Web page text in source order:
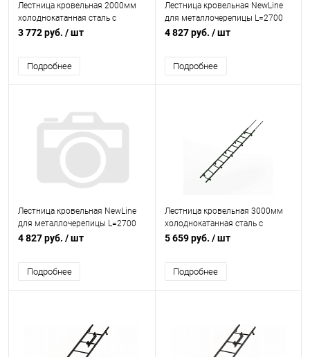
Лестница кровельная 2000мм
холоднокатанная сталь с
порошковым покрытием RAL
3 772 руб. / шт
Подробнее
Лестница кровельная NewLine
для металлочерепицы L=2700
мм, b=350 RAL 5005 (Сигнально-
4 827 руб. / шт
Подробнее
Лестница кровельная NewLine
для металлочерепицы L=2700
мм, b=350 RAL 8004 (Медно-
4 827 руб. / шт
Подробнее
Лестница кровельная 3000мм
холоднокатанная сталь с
порошковым покрытием RAL
5 659 руб. / шт
Подробнее